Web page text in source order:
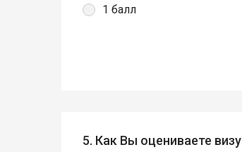
1 балл
5. Как Вы оцениваете